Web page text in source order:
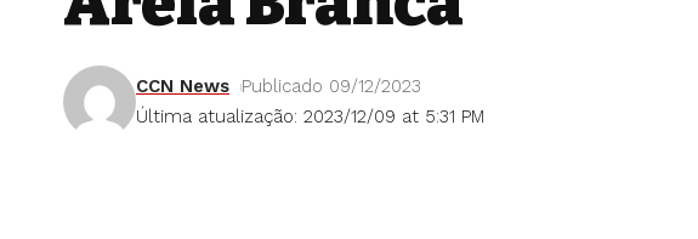
Última atualização: 2023/12/09 at 5:31 PM
CCN News Publicado 09/12/2023